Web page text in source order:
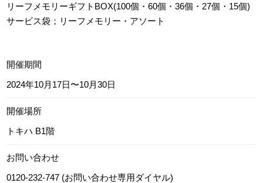
リーフメモリーギフトBOX(100個・60個・36個・27個・15個)
サービス袋；リーフメモリー・アソート
開催期間
2024年10月17日〜10月30日
開催場所
トキハ B1階
お問い合わせ
0120-232-747 (お問い合わせ専用ダイヤル)